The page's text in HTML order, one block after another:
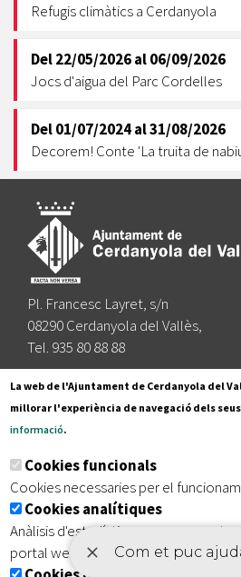
Refugis climàtics a Cerdanyola
Del22/05/2026al06/09/2026
Jocs d'aigua del Parc Cordelles
Del01/07/2024al31/08/2026
Decorem! Conte 'La truita de
Pl. Francesc Layret, s/n
08290 Cerdanyola del Vallès,
Tel. 935 80 88 88
Segueix-nos a:
Subscriu-te al nostre butlletí
Inici | Avís legal | Protecció de
| Accessibilitat
La web de l'Ajuntament de Cerdanyola del
millorar l'experiència de navegació dels
informació.
Cookies funcionals
Cookies necessaries per el
Cookies analítiques
Anàlisis d'estadístiques que
portal web